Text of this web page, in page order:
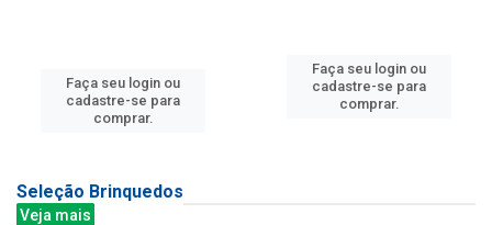
Faça seu login ou
cadastre-se para
comprar.
Faça seu login ou
cadastre-se para
comprar.
Seleção Brinquedos
Veja mais